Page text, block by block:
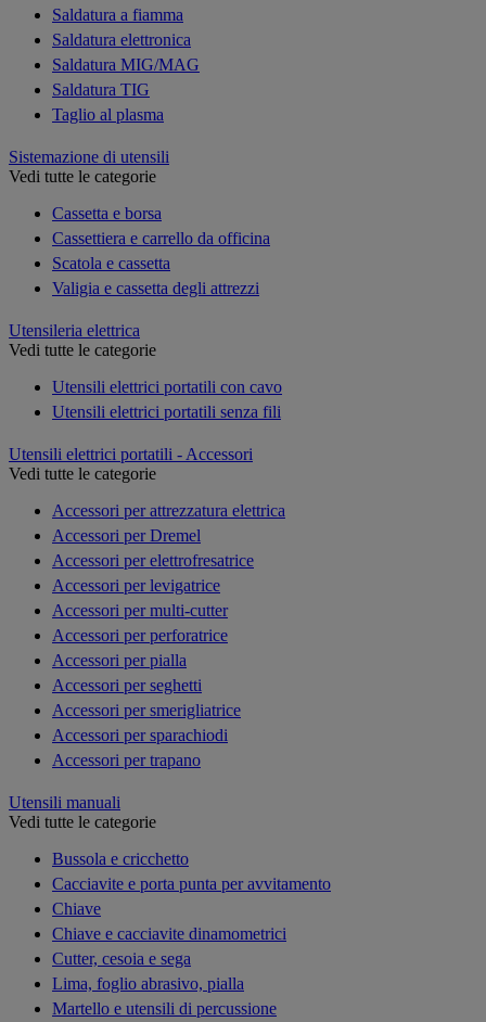
Saldatura a fiamma
Saldatura elettronica
Saldatura MIG/MAG
Saldatura TIG
Taglio al plasma
Sistemazione di utensili
Vedi tutte le categorie
Cassetta e borsa
Cassettiera e carrello da officina
Scatola e cassetta
Valigia e cassetta degli attrezzi
Utensileria elettrica
Vedi tutte le categorie
Utensili elettrici portatili con cavo
Utensili elettrici portatili senza fili
Utensili elettrici portatili - Accessori
Vedi tutte le categorie
Accessori per attrezzatura elettrica
Accessori per Dremel
Accessori per elettrofresatrice
Accessori per levigatrice
Accessori per multi-cutter
Accessori per perforatrice
Accessori per pialla
Accessori per seghetti
Accessori per smerigliatrice
Accessori per sparachiodi
Accessori per trapano
Utensili manuali
Vedi tutte le categorie
Bussola e cricchetto
Cacciavite e porta punta per avvitamento
Chiave
Chiave e cacciavite dinamometrici
Cutter, cesoia e sega
Lima, foglio abrasivo, pialla
Martello e utensili di percussione